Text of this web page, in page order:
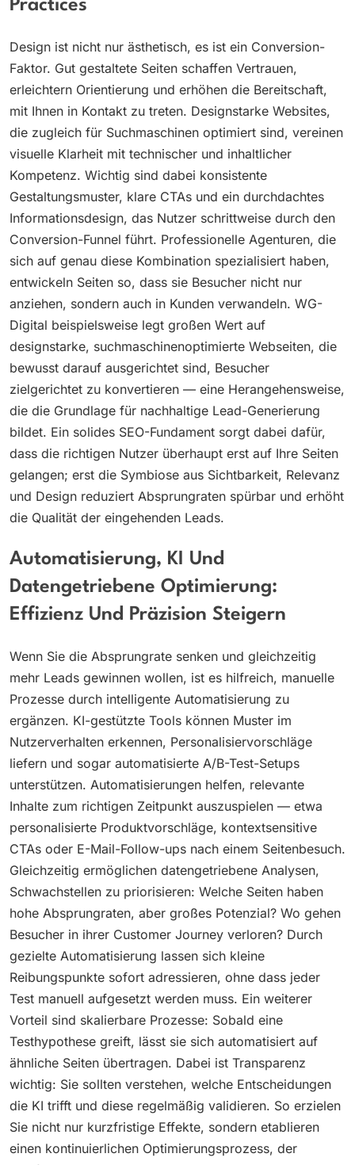
Practices
Design ist nicht nur ästhetisch, es ist ein Conversion-
Faktor. Gut gestaltete Seiten schaffen Vertrauen,
erleichtern Orientierung und erhöhen die Bereitschaft,
mit Ihnen in Kontakt zu treten. Designstarke Websites,
die zugleich für Suchmaschinen optimiert sind, vereinen
visuelle Klarheit mit technischer und inhaltlicher
Kompetenz. Wichtig sind dabei konsistente
Gestaltungsmuster, klare CTAs und ein durchdachtes
Informationsdesign, das Nutzer schrittweise durch den
Conversion-Funnel führt. Professionelle Agenturen, die
sich auf genau diese Kombination spezialisiert haben,
entwickeln Seiten so, dass sie Besucher nicht nur
anziehen, sondern auch in Kunden verwandeln. WG-
Digital beispielsweise legt großen Wert auf
designstarke, suchmaschinenoptimierte Webseiten, die
bewusst darauf ausgerichtet sind, Besucher
zielgerichtet zu konvertieren — eine Herangehensweise,
die die Grundlage für nachhaltige Lead-Generierung
bildet. Ein solides SEO-Fundament sorgt dabei dafür,
dass die richtigen Nutzer überhaupt erst auf Ihre Seiten
gelangen; erst die Symbiose aus Sichtbarkeit, Relevanz
und Design reduziert Absprungraten spürbar und erhöht
die Qualität der eingehenden Leads.
Automatisierung, KI Und
Datengetriebene Optimierung:
Effizienz Und Präzision Steigern
Wenn Sie die Absprungrate senken und gleichzeitig
mehr Leads gewinnen wollen, ist es hilfreich, manuelle
Prozesse durch intelligente Automatisierung zu
ergänzen. KI-gestützte Tools können Muster im
Nutzerverhalten erkennen, Personalisiervorschläge
liefern und sogar automatisierte A/B-Test-Setups
unterstützen. Automatisierungen helfen, relevante
Inhalte zum richtigen Zeitpunkt auszuspielen — etwa
personalisierte Produktvorschläge, kontextsensitive
CTAs oder E-Mail-Follow-ups nach einem Seitenbesuch.
Gleichzeitig ermöglichen datengetriebene Analysen,
Schwachstellen zu priorisieren: Welche Seiten haben
hohe Absprungraten, aber großes Potenzial? Wo gehen
Besucher in ihrer Customer Journey verloren? Durch
gezielte Automatisierung lassen sich kleine
Reibungspunkte sofort adressieren, ohne dass jeder
Test manuell aufgesetzt werden muss. Ein weiterer
Vorteil sind skalierbare Prozesse: Sobald eine
Testhypothese greift, lässt sie sich automatisiert auf
ähnliche Seiten übertragen. Dabei ist Transparenz
wichtig: Sie sollten verstehen, welche Entscheidungen
die KI trifft und diese regelmäßig validieren. So erzielen
Sie nicht nur kurzfristige Effekte, sondern etablieren
einen kontinuierlichen Optimierungsprozess, der